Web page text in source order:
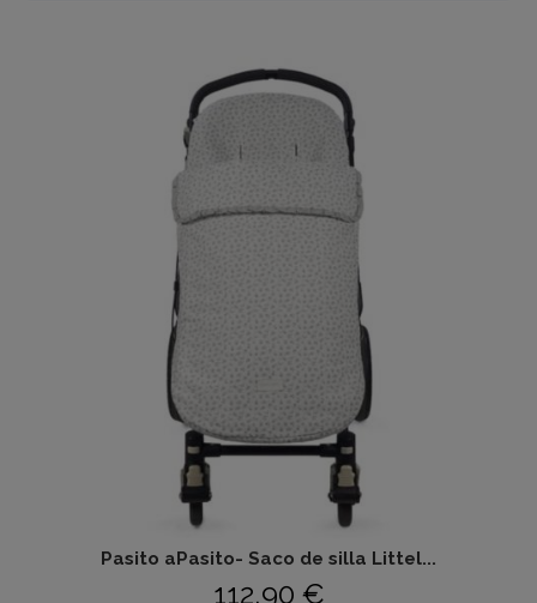
Pasito aPasito- Saco de silla Littel...
112,90 €